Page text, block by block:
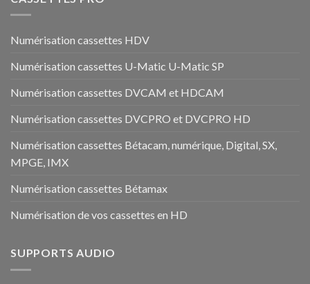
Numérisation cassettes HDV
Numérisation cassettes U-Matic U-Matic SP
Numérisation cassettes DVCAM et HDCAM
Numérisation cassettes DVCPRO et DVCPRO HD
Numérisation cassettes Bétacam, numérique, Digital, SX,
MPGE, IMX
Numérisation cassettes Bétamax
Numérisation de vos cassettes en HD
SUPPORTS AUDIO